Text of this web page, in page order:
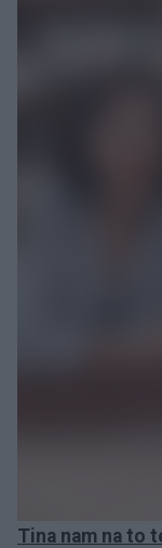
Tina nam na to